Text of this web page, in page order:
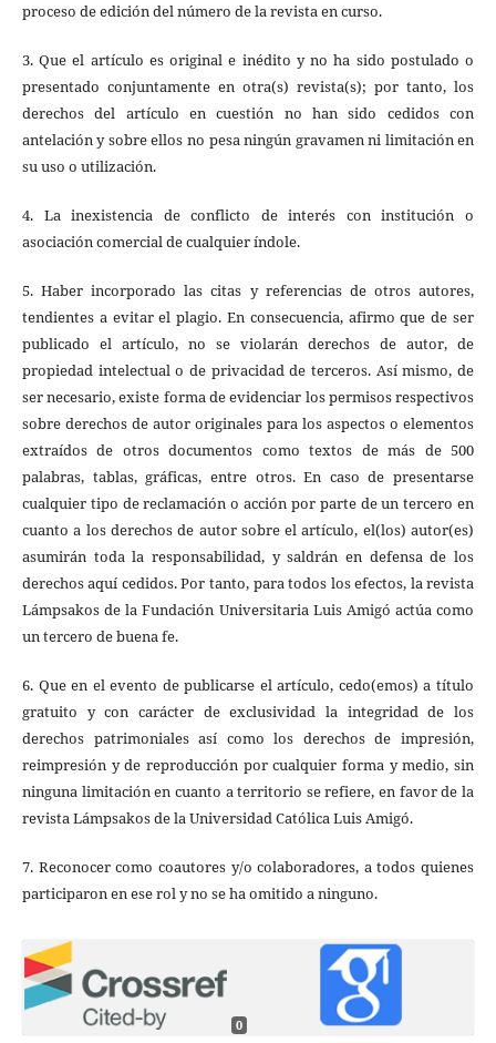
proceso de edición del número de la revista en curso.
3. Que el artículo es original e inédito y no ha sido postulado o
presentado conjuntamente en otra(s) revista(s); por tanto, los
derechos del artículo en cuestión no han sido cedidos con
antelación y sobre ellos no pesa ningún gravamen ni limitación en
su uso o utilización.
4. La inexistencia de conflicto de interés con institución o
asociación comercial de cualquier índole.
5. Haber incorporado las citas y referencias de otros autores,
tendientes a evitar el plagio. En consecuencia, afirmo que de ser
publicado el artículo, no se violarán derechos de autor, de
propiedad intelectual o de privacidad de terceros. Así mismo, de
ser necesario, existe forma de evidenciar los permisos respectivos
sobre derechos de autor originales para los aspectos o elementos
extraídos de otros documentos como textos de más de 500
palabras, tablas, gráficas, entre otros. En caso de presentarse
cualquier tipo de reclamación o acción por parte de un tercero en
cuanto a los derechos de autor sobre el artículo, el(los) autor(es)
asumirán toda la responsabilidad, y saldrán en defensa de los
derechos aquí cedidos. Por tanto, para todos los efectos, la revista
Lámpsakos de la Fundación Universitaria Luis Amigó actúa como
un tercero de buena fe.
6. Que en el evento de publicarse el artículo, cedo(emos) a título
gratuito y con carácter de exclusividad la integridad de los
derechos patrimoniales así como los derechos de impresión,
reimpresión y de reproducción por cualquier forma y medio, sin
ninguna limitación en cuanto a territorio se refiere, en favor de la
revista Lámpsakos de la Universidad Católica Luis Amigó.
7. Reconocer como coautores y/o colaboradores, a todos quienes
participaron en ese rol y no se ha omitido a ninguno.
0